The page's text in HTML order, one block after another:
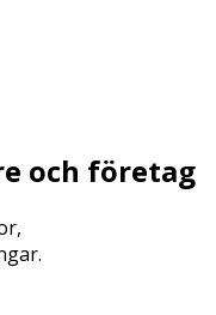
och företag